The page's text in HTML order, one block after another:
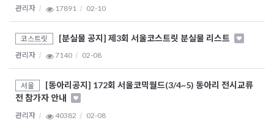
관리자 17891 02-10
코스트릿 [분실물 공지] 제3회 서울코스트릿 분실물 리스트
관리자 7140 02-08
서울
[동아리공지] 172회 서울코믹월드(3/4~5) 동아리 전시교류
전 참가자 안내
관리자 40382 02-08